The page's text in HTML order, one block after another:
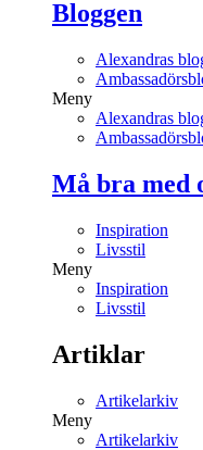
Bloggen
Alexandras
Meny
Alexandras
Må bra med
Inspiration
Livsstil
Meny
Inspiration
Livsstil
Artiklar
Artikelarkiv
Meny
Artikelarkiv